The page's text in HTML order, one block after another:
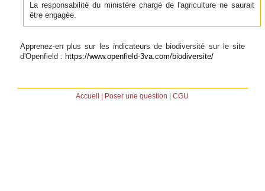
La responsabilité du ministère chargé de l'agriculture ne saurait
être engagée.
Apprenez-en plus sur les indicateurs de biodiversité sur le site
d'Openfield : https://www.openfield-3va.com/biodiversite/
Accueil Poser une question |CGU